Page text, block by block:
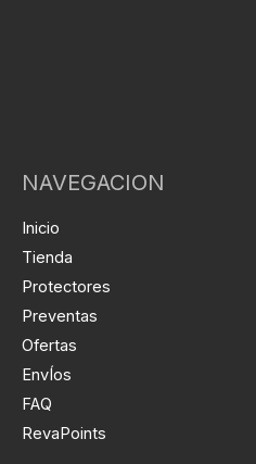
NAVEGACION
Inicio
Tienda
Protectores
Preventas
Ofertas
EnvÍos
FAQ
RevaPoints